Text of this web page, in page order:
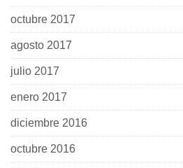
octubre 2017
agosto 2017
julio 2017
enero 2017
diciembre 2016
octubre 2016